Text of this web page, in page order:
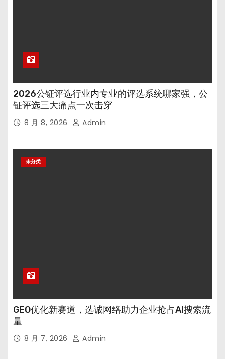
2026公钲评选行业内专业的评选系统哪家强，公
钲评选三大痛点一次击穿
8 月 8, 2026 Admin
未分类
GEO优化新赛道，选诚网络助力企业抢占AI搜索流
量
8 月 7, 2026 Admin